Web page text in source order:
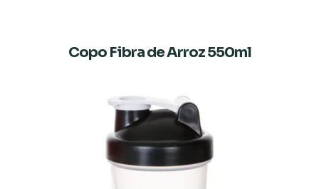
Copo Fibra de Arroz 550ml